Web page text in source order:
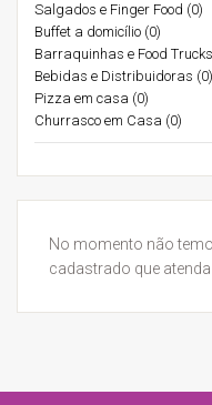
Salgados e Finger Food (0)
Buffet a domicílio (0)
Barraquinhas e Food
Bebidas e Distribuidoras (0)
Pizza em casa (0)
Churrasco em Casa (0)
No momento não
cadastrado que